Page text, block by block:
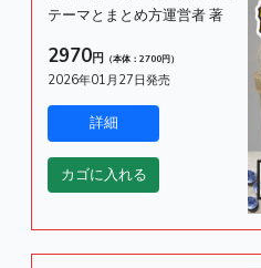
テーマとまとめ方運営者 著
2970円 （本体：2700円）
2026年01月27日発売